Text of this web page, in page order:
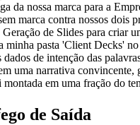
da nossa marca para a
marca contra nossos
de Slides para criar
minha pasta 'Client Decks'
de intenção das
uma narrativa
em uma fração do
de Saída